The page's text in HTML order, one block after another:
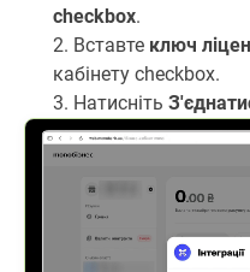
checkbox.
2. Вставте ключ
кабінету checkbox.
3. Натисніть